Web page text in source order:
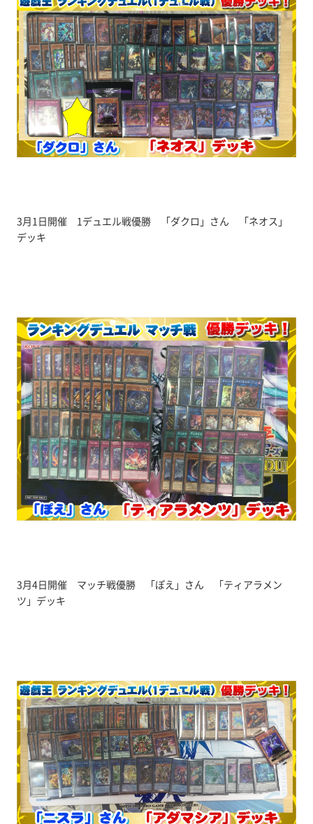
3月1日開催 1デュエル戦優勝 「ダクロ」さん 「ネオス」
デッキ
3月4日開催 マッチ戦優勝 「ぽえ」さん 「ティアラメン
ツ」デッキ